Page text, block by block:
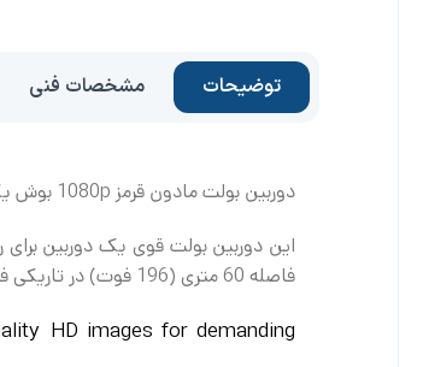
توضیحات مشخصات فنی
دوربین بولت مادون قرمز 1080p بوش یک دوربین نظارت حرفه ای است که تصاویر HD با کیفیت بالا را برای انتظارات امنیتی و شبکه نظارتی ارائه می دهد.
فاصله 60 متری (196 فوت) در تاریکی فراهم می کند.
HD images for demanding